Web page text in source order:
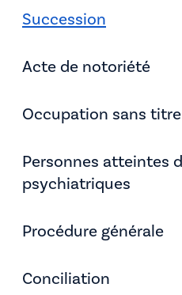
Succession
Acte de notoriété
Occupation sans
Personnes atteintes
psychiatriques
Procédure générale
Conciliation